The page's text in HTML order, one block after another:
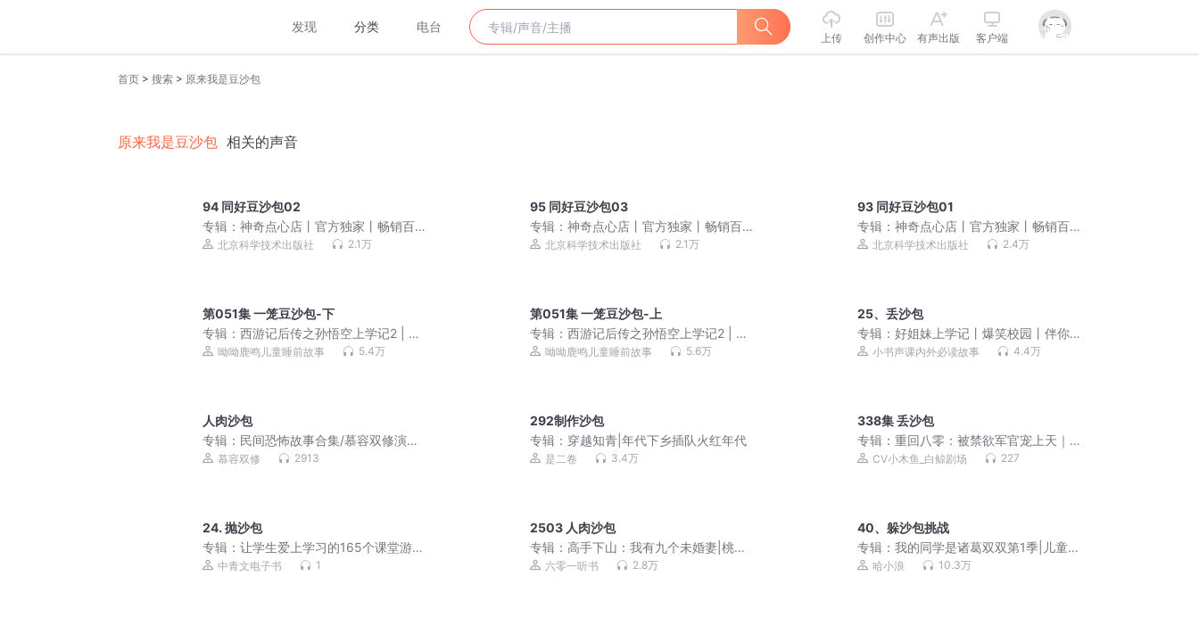
发现 分类 电台
上传 创作中心 有声出版 客户端
首页 > 搜索 > 原来我是豆沙包
原来我是豆沙包 相关的声音
94 同好豆沙包02
专辑： 神奇点心店丨官方独家丨畅销百
万的奇幻童书
北京科学技术出版社 2.1万
95 同好豆沙包03
专辑：神奇点心店丨官方独家丨畅销百
万的奇幻童书
北京科学技术出版社 2.1万
93 同好豆沙包01
专辑：神奇点心店丨官方独家丨畅销百
万的奇幻童书
北京科学技术出版社 2.4万
第051集 一笼豆沙包-下
专辑： 西游记后传之孙悟空上学记2 | 大
战机甲兵团
呦呦鹿鸣儿童睡前故事 5.4万
第051集 一笼豆沙包-上
专辑：西游记后传之孙悟空上学记2 | 大
战机甲兵团
呦呦鹿鸣儿童睡前故事 5.6万
25、丢沙包
专辑：好姐妹上学记丨爆笑校园丨伴你
成长小书声课内外必读故事 4.4万
人肉沙包
专辑： 民间恐怖故事合集/慕容双修演播/
每晚哄你入睡
慕容双修 2913
292制作沙包
专辑： 穿越知青|年代下乡插队火红年代
是二卷 3.4万
338集 丢沙包
专辑：重回八零：被禁欲军官宠上天｜
倔强的小红&小木鱼｜军婚｜精品多人有
CV小木鱼_白鲸剧场 227
24. 抛沙包
专辑： 让学生爱上学习的165个课堂游
戏|精品|【美】卢安·约翰逊|经管励志
中青文电子书 1
2503 人肉沙包
专辑： 高手下山：我有九个未婚妻|桃运
爽文|美女如云|偷香
六零一听书 2.8万
40、躲沙包挑战
专辑：我的同学是诸葛双双第1季|儿童睡
前故事|校园故事
哈小浪 10.3万